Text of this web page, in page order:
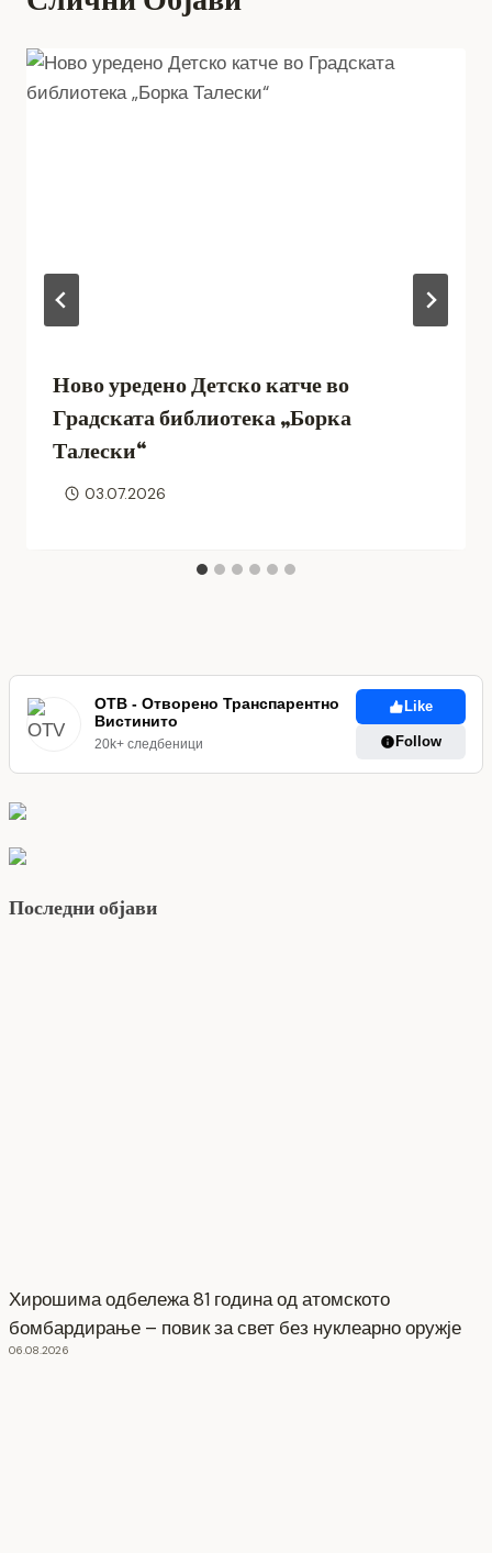
Ново уредено Детско катче во
Градската библиотека „Борка
Талески“
03.07.2026
ОТВ - Отворено Транспарентно
Вистинито
20k+ следбеници
Like
Follow
Последни објави
Хирошима одбележа 81 година од атомското
бомбардирање – повик за свет без нуклеарно оружје
06.08.2026